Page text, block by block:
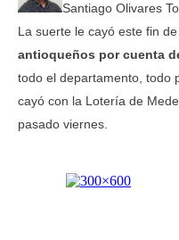
Santiago Olivares
La suerte le cayó este fin
antioqueños por cuenta
todo el departamento, todo
cayó con la Lotería de
pasado viernes.